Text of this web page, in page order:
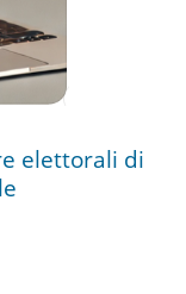
elettorali di